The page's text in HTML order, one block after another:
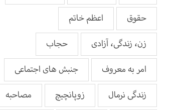
حقوق
اعظم خاتم
زن، زندگی، آزادی
حجاب
امر به معروف
جنبش های اجتماعی
زندگی نرمال
زوپانچیچ
مصاحبه